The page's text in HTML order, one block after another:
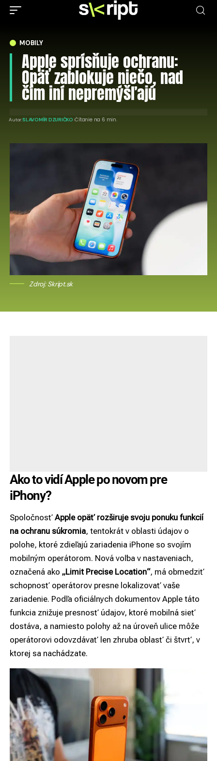
MOBILY
Apple sprísňuje ochranu:
Opäť zablokuje niečo, nad
čím iní nepremýšľajú
Autor:SLAVOMÍR DZURIČKO Čítanie na 6 min.
Zdroj: Skript.sk
Ako to vidí Apple po novom pre
iPhony?
Spoločnosť Apple opäť rozširuje svoju ponuku funkcií
na ochranu súkromia, tentokrát v oblasti údajov o
polohe, ktoré zdieľajú zariadenia iPhone so svojím
mobilným operátorom. Nová voľba v nastaveniach,
označená ako „Limit Precise Location“, má obmedziť
schopnosť operátorov presne lokalizovať vaše
zariadenie. Podľa oficiálnych dokumentov Apple táto
funkcia znižuje presnosť údajov, ktoré mobilná sieť
dostáva, a namiesto polohy až na úroveň ulice môže
operátorovi odovzdávať len zhruba oblasť či štvrť, v
ktorej sa nachádzate.